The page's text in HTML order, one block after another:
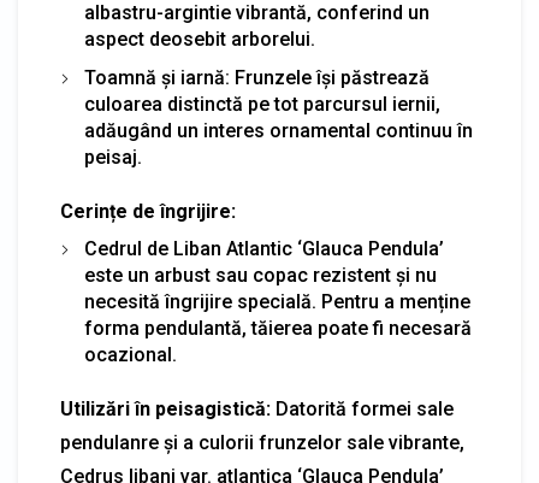
albastru-argintie vibrantă, conferind un
aspect deosebit arborelui.
Toamnă și iarnă: Frunzele își păstrează
culoarea distinctă pe tot parcursul iernii,
adăugând un interes ornamental continuu în
peisaj.
Cerințe de îngrijire:
Cedrul de Liban Atlantic ‘Glauca Pendula’
este un arbust sau copac rezistent și nu
necesită îngrijire specială. Pentru a menține
forma pendulantă, tăierea poate fi necesară
ocazional.
Utilizări în peisagistică: Datorită formei sale
pendulanre și a culorii frunzelor sale vibrante,
Cedrus libani var. atlantica ‘Glauca Pendula’